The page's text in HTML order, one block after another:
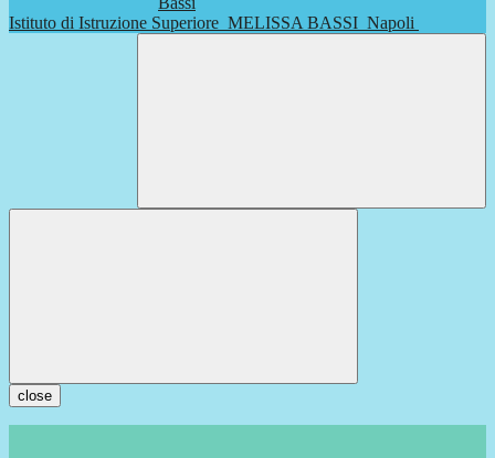
Istituto di Istruzione Superiore MELISSA BASSI Napoli
close